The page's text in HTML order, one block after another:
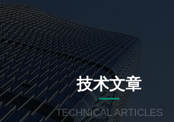
技术文章
TECHNICAL ARTICLES